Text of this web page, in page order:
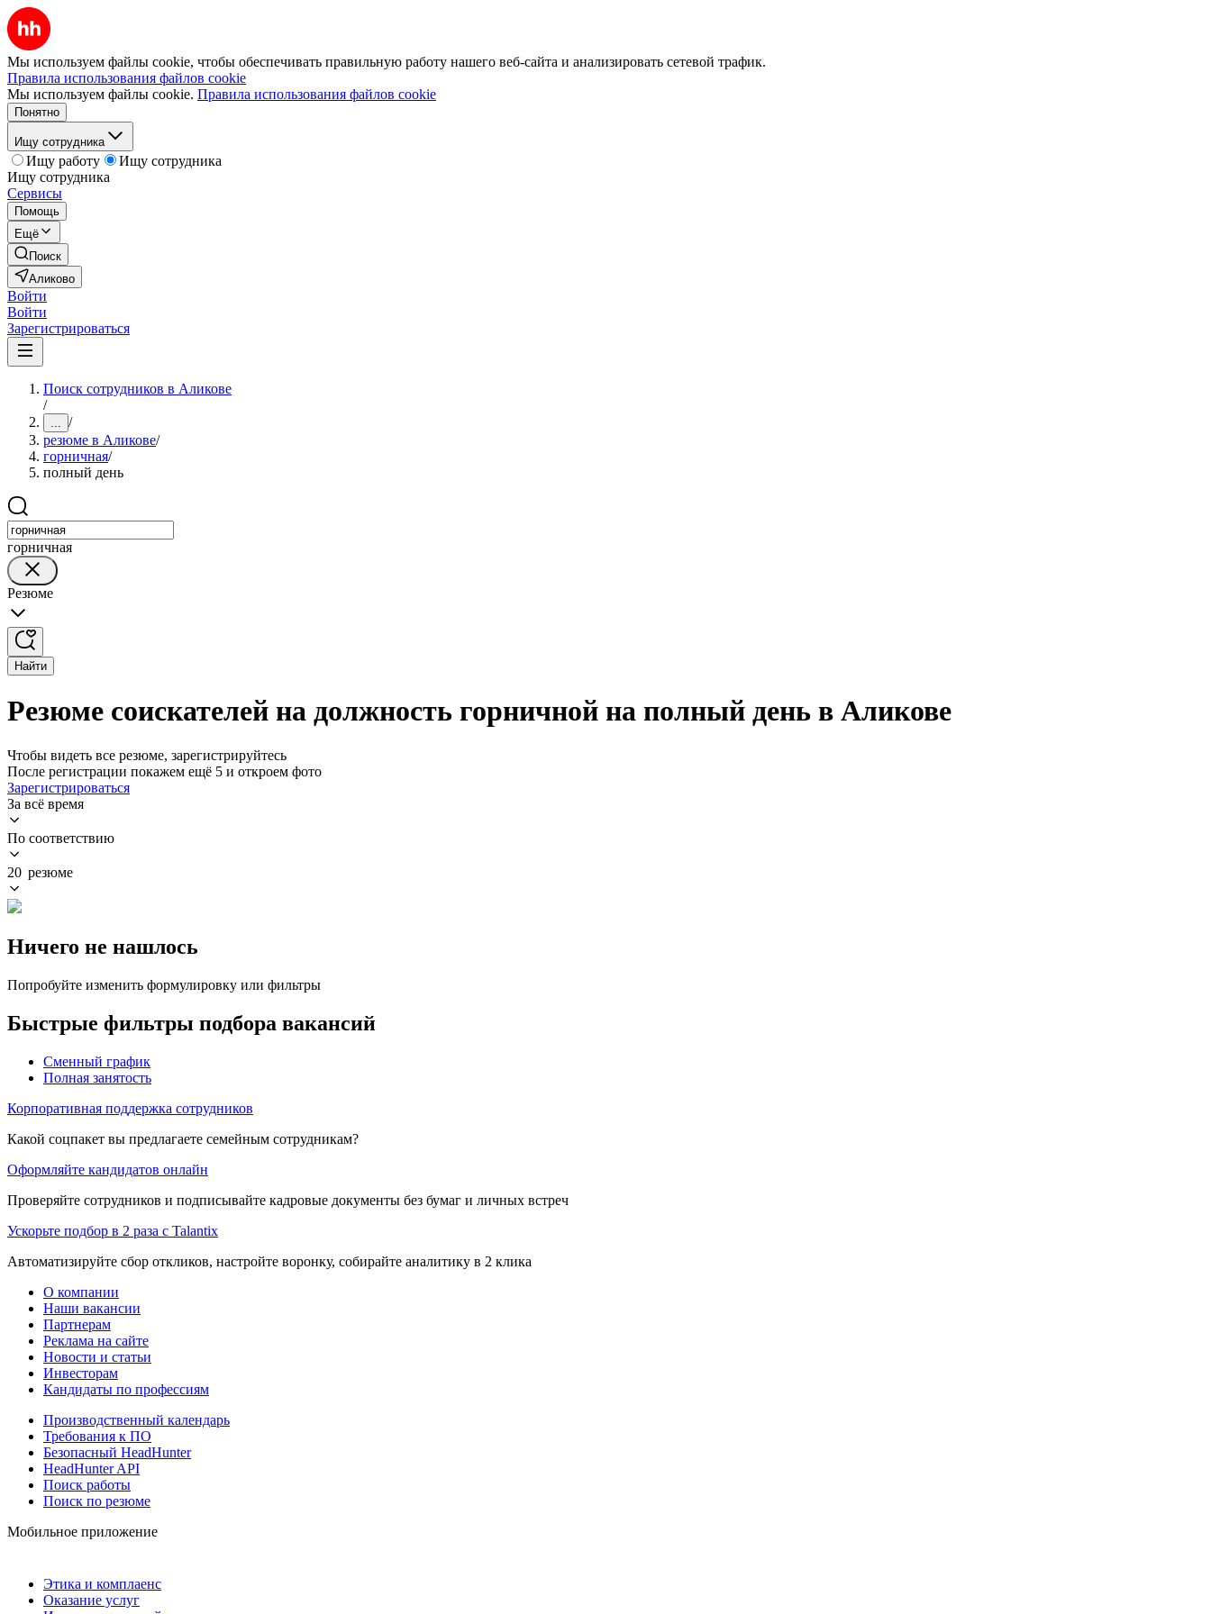
Мы используем файлы cookie, чтобы обеспечивать правильную работу нашего веб-сайта и анализировать сетевой трафик.
Правила использования файлов cookie
Мы используем файлы cookie. Правила использования файлов cookie
Понятно
Ищу сотрудника
Ищу работу
Ищу сотрудника
Ищу сотрудника
Сервисы
Помощь
Ещё
Поиск
Аликово
Войти
Войти
Зарегистрироваться
Поиск сотрудников в Аликове
/
... /
резюме в Аликове/
горничная/
полный день
горничная
Резюме
Найти
Резюме соискателей на должность горничной на полный день в Аликове
Чтобы видеть все резюме, зарегистрируйтесь
После регистрации покажем ещё 5 и откроем фото
Зарегистрироваться
За всё время
По соответствию
20 резюме
Ничего не нашлось
Попробуйте изменить формулировку или фильтры
Быстрые фильтры подбора вакансий
Сменный график
Полная занятость
Корпоративная поддержка сотрудников
Какой соцпакет вы предлагаете семейным сотрудникам?
Оформляйте кандидатов онлайн
Проверяйте сотрудников и подписывайте кадровые документы без бумаг и личных встреч
Ускорьте подбор в 2 раза с Talantix
Автоматизируйте сбор откликов, настройте воронку, собирайте аналитику в 2 клика
О компании
Наши вакансии
Партнерам
Реклама на сайте
Новости и статьи
Инвесторам
Кандидаты по профессиям
Производственный календарь
Требования к ПО
Безопасный HeadHunter
HeadHunter API
Поиск работы
Поиск по резюме
Мобильное приложение
Этика и комплаенс
Оказание услуг